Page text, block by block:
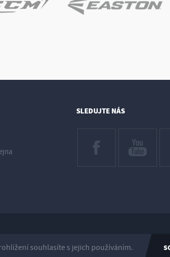
SLEDUJTE NÁS
souhlasíte s jejich používáním.